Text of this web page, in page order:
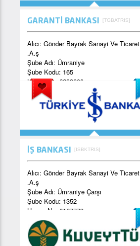
GARANTİ BANKASI [TGBATRIS]
Alıcı:Gönder Bayrak Sanayi Ve Ticaret
A.ş.
Şube Adı: Ümraniye
Şube Kodu: 165
Hesap No: 6293600
TR24 0006 2000 1650 0006 2936 00
İŞ BANKASI [ISBKTRIS]
Alıcı:Gönder Bayrak Sanayi Ve Ticaret
A.ş.
Şube Adı: Ümraniye Çarşı
Şube Kodu: 1352
Hesap No: 0167773
TR36 0006 4000 0011 3520 1677 73